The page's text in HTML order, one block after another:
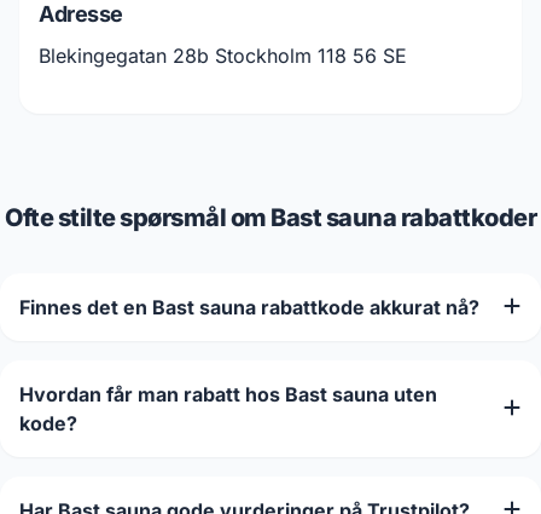
Adresse
Blekingegatan 28b Stockholm 118 56 SE
Ofte stilte spørsmål om Bast sauna rabattkoder
Finnes det en Bast sauna rabattkode akkurat nå?
Hvordan får man rabatt hos Bast sauna uten
kode?